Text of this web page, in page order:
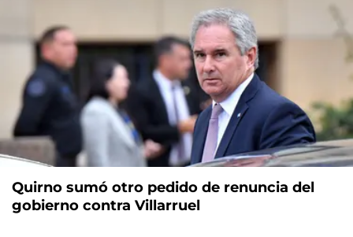
Quirno sumó otro pedido de renuncia del
gobierno contra Villarruel